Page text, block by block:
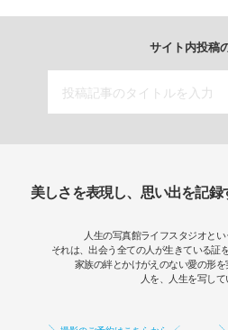
サイト内投稿
美しさを表現し、思い出を記
人生の写真館ライフスタジオとい
それは、出会う全ての人が生きている証
家族の絆とかけがえのない愛の形を
人を、人生を写して